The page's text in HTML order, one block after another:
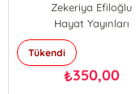
Zekeriya Efiloğlu
Hayat Yayınları
Tükendi
₺350,00